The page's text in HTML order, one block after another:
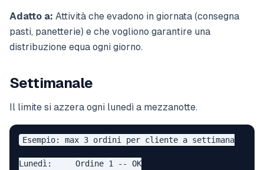
Adatto a: Attività che evadono in giornata (consegna
pasti, panetterie) e che vogliono garantire una
distribuzione equa ogni giorno.
Settimanale
Il limite si azzera ogni lunedì a mezzanotte.
Esempio: max 3 ordini per cliente a settimana
Lunedì:     Ordine 1 -- OK